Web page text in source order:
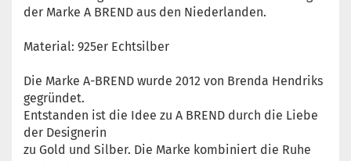
der Marke A BREND aus den Niederlanden.
Material: 925er Echtsilber
Die Marke A-BREND wurde 2012 von Brenda Hendriks
gegründet.
Entstanden ist die Idee zu A BREND durch die Liebe
der Designerin
zu Gold und Silber. Die Marke kombiniert die Ruhe